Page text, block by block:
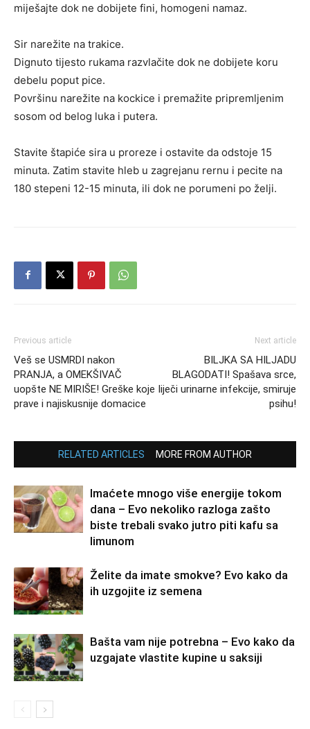
miješajte dok ne dobijete fini, homogeni namaz.
Sir narežite na trakice.
Dignuto tijesto rukama razvlačite dok ne dobijete koru
debelu poput pice.
Površinu narežite na kockice i premažite pripremljenim
sosom od belog luka i putera.
Stavite štapiće sira u proreze i ostavite da odstoje 15
minuta. Zatim stavite hleb u zagrejanu rernu i pecite na
180 stepeni 12-15 minuta, ili dok ne porumeni po želji.
Previous article
Veš se USMRDI nakon
PRANJA, a OMEKŠIVAČ
uopšte NE MIRIŠE! Greške koje
prave i najiskusnije domacice
Next article
BILJKA SA HILJADU
BLAGODATI! Spašava srce,
liječi urinarne infekcije, smiruje
psihu!
RELATED ARTICLES MORE FROM AUTHOR
Imaćete mnogo više energije tokom
dana – Evo nekoliko razloga zašto
biste trebali svako jutro piti kafu sa
limunom
Želite da imate smokve? Evo kako da
ih uzgojite iz semena
Bašta vam nije potrebna – Evo kako da
uzgajate vlastite kupine u saksiji